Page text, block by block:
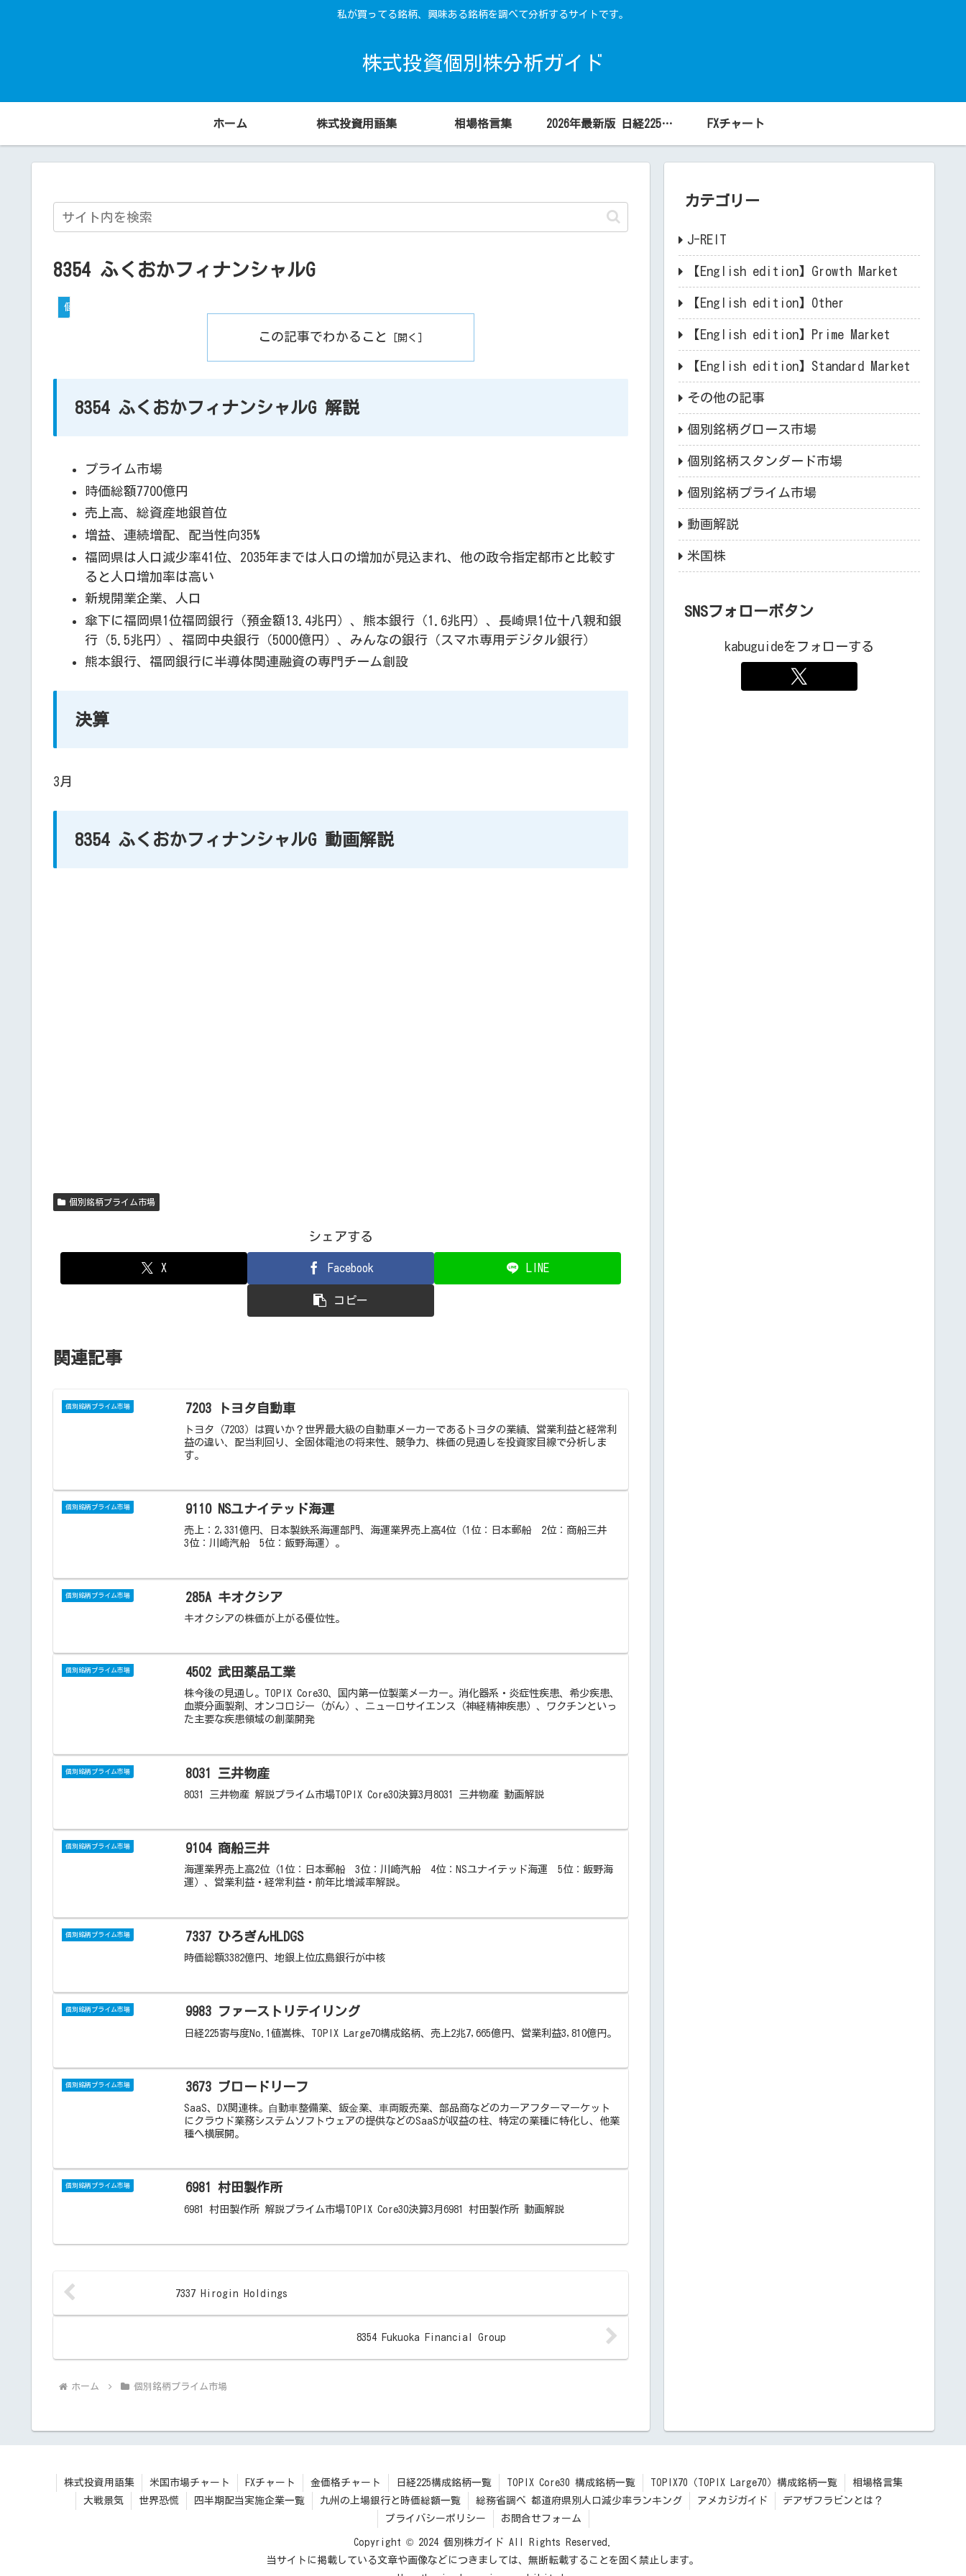
私が買ってる銘柄、興味ある銘柄を調べて分析するサイトです。
株式投資個別株分析ガイド
ホーム 株式投資用語集 相場格言集 2026年最新版 日経225 構成銘柄一覧 FXチャート
8354 ふくおかフィナンシャルG
個別銘柄プライム市場
この記事でわかること
8354 ふくおかフィナンシャルG 解説
プライム市場
時価総額7700億円
売上高、総資産地銀首位
増益、連続増配、配当性向35%
福岡県は人口減少率41位、2035年までは人口の増加が見込まれ、他の政令指定都市と比較す
ると人口増加率は高い
新規開業企業、人口
傘下に福岡県1位福岡銀行（預金額13.4兆円）、熊本銀行（1.6兆円）、長崎県1位十八親和銀
行（5.5兆円）、福岡中央銀行（5000億円）、みんなの銀行（スマホ専用デジタル銀行）
熊本銀行、福岡銀行に半導体関連融資の専門チーム創設
決算
3月
8354 ふくおかフィナンシャルG 動画解説
個別銘柄プライム市場
シェアする
X Facebook LINE
コピー
関連記事
個別銘柄プライム市場 7203 トヨタ自動車
トヨタ（7203）は買いか？世界最大級の自動車メーカーであるトヨタの業績、営業利益と経常利
益の違い、配当利回り、全固体電池の将来性、競争力、株価の見通しを投資家目線で分析しま
す。
個別銘柄プライム市場 9110 NSユナイテッド海運
売上：2,331億円、日本製鉄系海運部門、海運業界売上高4位（1位：日本郵船 2位：商船三井
3位：川崎汽船 5位：飯野海運）。
個別銘柄プライム市場 285A キオクシア
キオクシアの株価が上がる優位性。
個別銘柄プライム市場 4502 武田薬品工業
株今後の見通し。TOPIX Core30、国内第一位製薬メーカー。消化器系・炎症性疾患、希少疾患、
血漿分画製剤、オンコロジー（がん）、ニューロサイエンス（神経精神疾患）、ワクチンといっ
た主要な疾患領域の創薬開発
個別銘柄プライム市場 8031 三井物産
8031 三井物産 解説プライム市場TOPIX Core30決算3月8031 三井物産 動画解説
個別銘柄プライム市場 9104 商船三井
海運業界売上高2位（1位：日本郵船 3位：川崎汽船 4位：NSユナイテッド海運 5位：飯野海
運）、営業利益・経常利益・前年比増減率解説。
個別銘柄プライム市場 7337 ひろぎんHLDGS
時価総額3382億円、地銀上位広島銀行が中核
個別銘柄プライム市場 9983 ファーストリテイリング
日経225寄与度No.1値嵩株、TOPIX Large70構成銘柄、売上2兆7,665億円、営業利益3,810億円。
個別銘柄プライム市場 3673 ブロードリーフ
SaaS、DX関連株。⾃動⾞整備業、鈑⾦業、⾞両販売業、部品商などのカーアフターマーケット
にクラウド業務システムソフトウェアの提供などのSaaSが収益の柱、特定の業種に特化し、他業
種へ横展開。
個別銘柄プライム市場 6981 村田製作所
6981 村田製作所 解説プライム市場TOPIX Core30決算3月6981 村田製作所 動画解説
7337 Hirogin Holdings
8354 Fukuoka Financial Group
ホーム 個別銘柄プライム市場
カテゴリー
J-REIT
【English edition】Growth Market
【English edition】Other
【English edition】Prime Market
【English edition】Standard Market
その他の記事
個別銘柄グロース市場
個別銘柄スタンダード市場
個別銘柄プライム市場
動画解説
米国株
SNSフォローボタン
kabuguideをフォローする
株式投資用語集 米国市場チャート FXチャート 金価格チャート 日経225構成銘柄一覧 TOPIX Core30 構成銘柄一覧 TOPIX70（TOPIX Large70）構成銘柄一覧
相場格言集
大戦景気
世界恐慌 四半期配当実施企業一覧 九州の上場銀行と時価総額一覧 総務省調べ 都道府県別人口減少率ランキング アメカジガイド
デアザフラビンとは？
プライバシーポリシー
お問合せフォーム
Copyright © 2024 個別株ガイド All Rights Reserved.
当サイトに掲載している文章や画像などにつきましては、無断転載することを固く禁止します。